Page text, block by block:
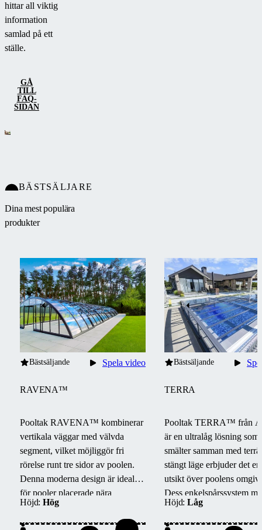
hittar all viktig
information
samlad på ett
ställe.
GÅ
TILL
FAQ-
SIDAN
BÄSTSÄLJARE
Dina mest populära
produkter
Bästsäljande
RAVENA™
Pooltak RAVENA™ kombinerar
vertikala väggar med välvda
segment, vilket möjliggör fri
rörelse runt tre sidor av poolen.
Denna moderna design är idealisk
för pooler placerade nära
byggnader eller väggar.
Höjd:Hög
Spela video Bästsäljande
TERRA
Pooltak TERRA™ från
är en ultralåg lösning som
smälter samman med
stängt läge erbjuder det
utsikt över poolens
Dess enkelspårssystem
barriärfri åtkomst från tre
enkelt underhåll och
Höjd:Låg